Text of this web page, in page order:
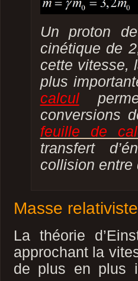
Un proton
cinétique de
cette vitesse,
plus
calcul
conversions
feuille de
transfert
collision entre
Masse relativiste
La théorie
approchant la
de plus en plus